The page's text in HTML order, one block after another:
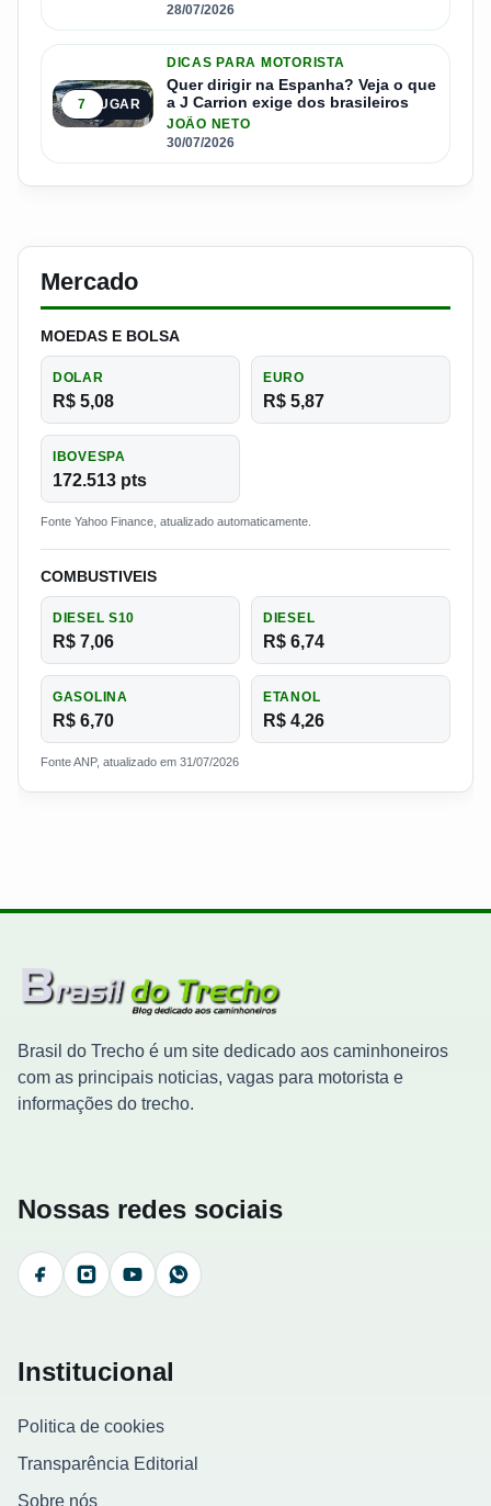
28/07/2026
5º LUGAR
7
DICAS PARA MOTORISTA
Quer dirigir na Espanha? Veja o que
a J Carrion exige dos brasileiros
JOÃO NETO
30/07/2026
Mercado
MOEDAS E BOLSA
DOLAR
R$ 5,08
EURO
R$ 5,87
IBOVESPA
172.513 pts
Fonte Yahoo Finance, atualizado automaticamente.
COMBUSTIVEIS
DIESEL S10
R$ 7,06
DIESEL
R$ 6,74
GASOLINA
R$ 6,70
ETANOL
R$ 4,26
Fonte ANP, atualizado em 31/07/2026
Brasil do Trecho é um site dedicado aos caminhoneiros
com as principais noticias, vagas para motorista e
informações do trecho.
Nossas redes sociais
FacebookInstagramYouTubeWhatsApp
Institucional
Politica de cookies
Transparência Editorial
Sobre nós